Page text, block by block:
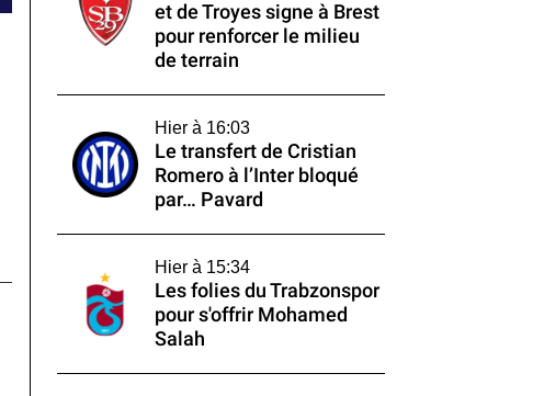
et de Troyes signe à Brest
pour renforcer le milieu
de terrain
Hier à 16:03
Le transfert de Cristian
Romero à l’Inter bloqué
par… Pavard
Hier à 15:34
Les folies du Trabzonspor
pour s'offrir Mohamed
Salah